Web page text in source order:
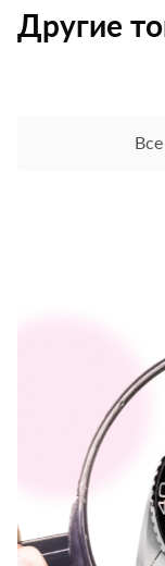
Другие